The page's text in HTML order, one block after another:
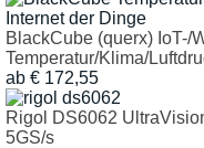
BlackCube (querx) IoT-/
Temperatur/Klima/
ab € 172,55
Rigol DS6062
5GS/s